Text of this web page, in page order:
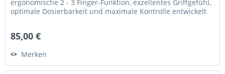
ergonomische 2 - 3 Finger-Funktion, exzellentes Griffgefühl,
optimale Dosierbarkeit und maximale Kontrolle entwickelt
85,00 €
Merken